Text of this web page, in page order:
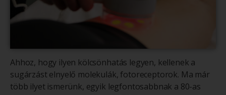
Ahhoz, hogy ilyen kölcsönhatás legyen, kellenek a
sugárzást elnyelő molekulák, fotoreceptorok. Ma már
több ilyet ismerünk, egyik legfontosabbnak a 80-as